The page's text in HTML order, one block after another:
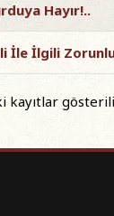
Hayır!..
İle İlgili
kayıtlar